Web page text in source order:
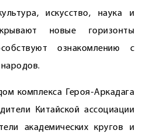
искусство, наука и
новые горизонты
ознакомлению с
комплекса ­Героя-Аркадага
Китайской ассоциации
академических кругов и